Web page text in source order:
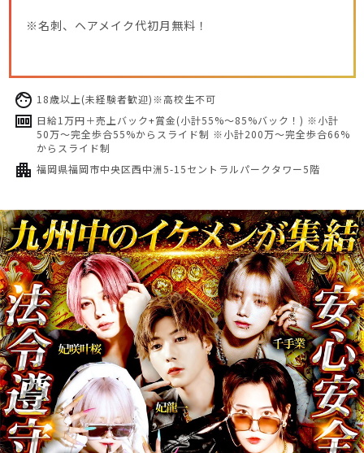
※名刺、ヘアメイク代初月無料！
18歳以上(未経験者歓迎)※高校生不可
日給1万円＋売上バック+賞金(小計55%〜85%バック！) ※小計
50万〜完全歩合55%からスライド制 ※小計200万〜完全歩合66%
からスライド制
福岡県福岡市中央区西中洲5-15セントラルパークタワー5階